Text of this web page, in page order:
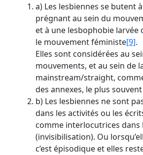
a) Les lesbiennes se butent
prégnant au sein du
et à une lesbophobie larvée
le mouvement féministe[9].
Elles sont considérées au
mouvements, et au sein de
mainstream/straight,
des annexes, le plus
b) Les lesbiennes ne sont
dans les activités ou les
comme interlocutrices dans
(invisibilisation). Ou
c’est épisodique et elles